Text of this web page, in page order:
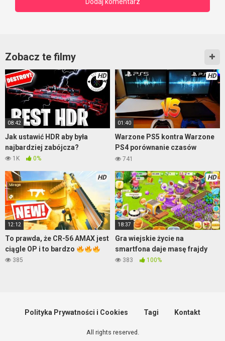
Zobacz te filmy
HD
08:42
Jak ustawić HDR aby była
najbardziej zabójcza?
1K 0%
HD
01:40
Warzone PS5 kontra Warzone
PS4 porównanie czasów
ładowania
741
HD
12:12
To prawda, że CR-56 AMAX jest
ciągle OP i to bardzo
385
HD
18:37
Gra wiejskie życie na
smartfona daje masę frajdy
383 100%
Polityka Prywatności i Cookies Tagi Kontakt
All rights reserved.